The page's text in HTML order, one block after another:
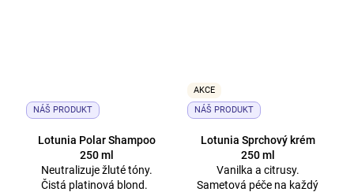
NÁŠ PRODUKT
Lotunia Polar Shampoo
250 ml
Neutralizuje žluté tóny.
Čistá platinová blond.
AKCE
NÁŠ PRODUKT
Lotunia Sprchový krém
250 ml
Vanilka a citrusy.
Sametová péče na každý